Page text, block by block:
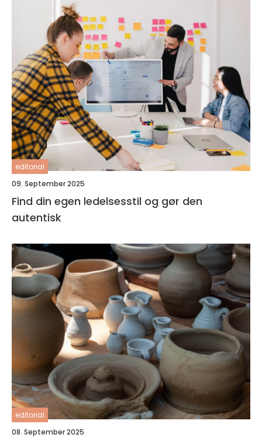
editorial
09. September 2025
Find din egen ledelsesstil og gør den
autentisk
editorial
08. September 2025